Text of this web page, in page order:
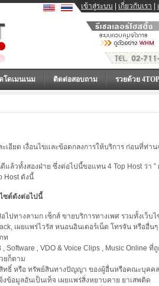
เข้าสู่ระบบ เกี่ยวกับเรา
โดเมนเนม ติดต่อสอบถาม รวยด้วย
เอียด เงื่อนไขและข้อตกลงการให้บริการ ก่อนที่ท่า
แล้วทั้งสองฝ่าย ซึ่งต่อไปนี้ขอแทน 4 Top Host ว่า
Host ดังนี้
ซต์ดังต่อไปนี้
ไปทางลามก เซ็กส์ ขายบริการทางเพศ รวมทั้งเว็
เผยแพร่ไวรัส หนอนอินเตอร์เน็ต โทรจัน หรืออื่
ท
, Software , VDO & Voice Clips , Music
ยก็ตาม
ทธิ์ หรือ ทรัพย์สินทางปัญญา ของผู้อื่นหรือคณะบุคค
ข้อมูลอันเป็นเท็จ เผยแพร่สิ่งหยาบคาย ยาเสพติด